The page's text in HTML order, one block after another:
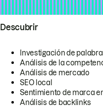
Descubrir
Investigación de
Análisis de la
Análisis de mercado
SEO local
Sentimiento de marca
Análisis de backlinks